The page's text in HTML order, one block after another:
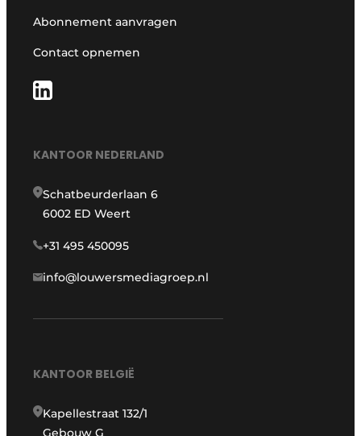
Abonnement aanvragen
Contact opnemen
KANTOOR NEDERLAND
Schatbeurderlaan 6
6002 ED Weert
+31 495 450095
info@louwersmediagroep.nl
KANTOOR BELGIË
Kapellestraat 132/1
Gebouw G